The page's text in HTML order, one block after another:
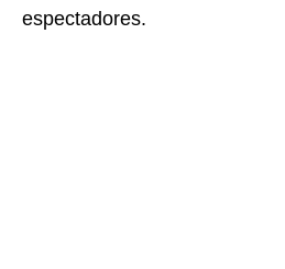
espectadores.